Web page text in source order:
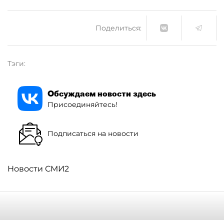
Поделиться:
Тэги:
Обсуждаем новости здесь
Присоединяйтесь!
Подписаться на новости
Новости СМИ2